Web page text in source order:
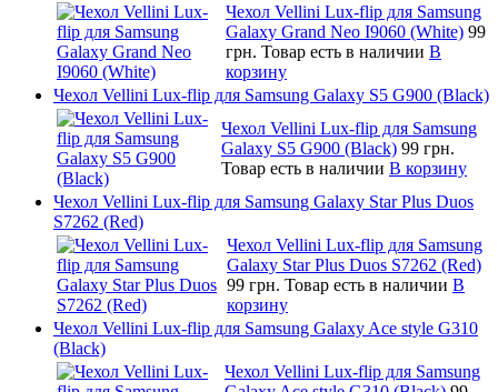
Чехол Vellini Lux-flip для Samsung
Galaxy Grand Neo I9060 (White) 99
грн. Товар есть в наличии В
корзину
Чехол Vellini Lux-flip для Samsung Galaxy S5 G900 (Black)
Чехол Vellini Lux-flip для Samsung
Galaxy S5 G900 (Black) 99 грн.
Товар есть в наличии В корзину
Чехол Vellini Lux-flip для Samsung Galaxy Star Plus Duos
S7262 (Red)
Чехол Vellini Lux-flip для Samsung
Galaxy Star Plus Duos S7262 (Red)
99 грн. Товар есть в наличии В
корзину
Чехол Vellini Lux-flip для Samsung Galaxy Ace style G310
(Black)
Чехол Vellini Lux-flip для Samsung